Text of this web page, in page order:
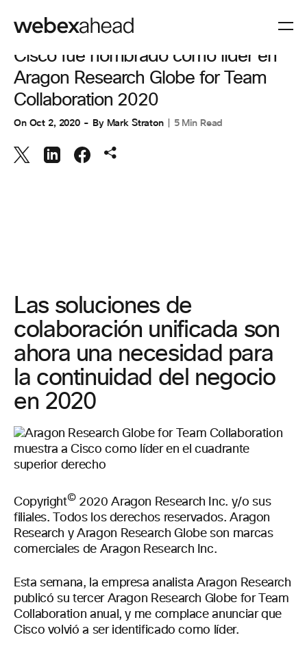
COLABORACIÓN
Cisco fue nombrado como líder en
Aragon Research Globe for Team
Collaboration 2020
On Oct 2, 2020 By Mark Straton 5 Min Read
Las soluciones de
colaboración unificada son
ahora una necesidad para
la continuidad del negocio
en 2020
Copyright©2020 Aragon Research Inc. y/o sus
filiales. Todos los derechos reservados. Aragon
Research y Aragon Research Globe son marcas
comerciales de Aragon Research Inc.
Esta semana, la empresa analista Aragon Research
publicó su tercer Aragon Research Globe for Team
Collaboration anual, y me complace anunciar que
Cisco volvió a ser identificado como líder.